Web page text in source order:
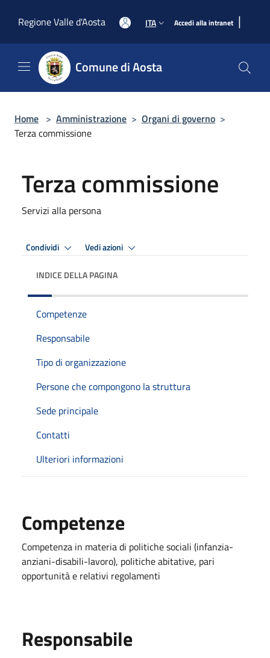
Regione Valle d'Aosta
ITA Accedi alla intranet |
Comune di Aosta
Home > Amministrazione > Organi di governo >
Terza commissione
Terza commissione
Servizi alla persona
Condividi Vedi azioni
INDICE DELLA PAGINA
Competenze
Responsabile
Tipo di organizzazione
Persone che compongono la struttura
Sede principale
Contatti
Ulteriori informazioni
Competenze
Competenza in materia di politiche sociali (infanzia-
anziani-disabili-lavoro), politiche abitative, pari
opportunità e relativi regolamenti
Responsabile